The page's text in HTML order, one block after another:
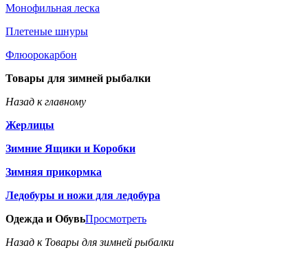
Монофильная леска
Плетеные шнуры
Флюорокарбон
Товары для зимней рыбалки
Назад к главному
Жерлицы
Зимние Ящики и Коробки
Зимняя прикормка
Ледобуры и ножи для ледобура
Одежда и ОбувьПросмотреть
Назад к Товары для зимней рыбалки